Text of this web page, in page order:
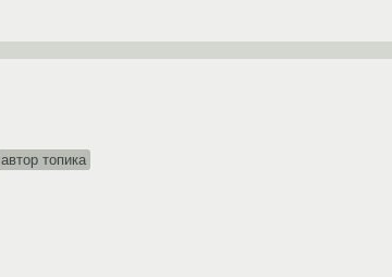
автор топика